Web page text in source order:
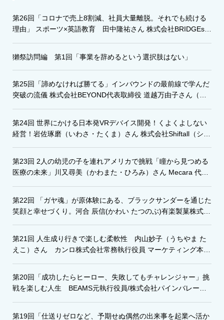
第26回「コロナで売上8割減、社員大量離脱。それでも続ける
理由」 スポーツ×英語教育 田中隆祐さん 株式会社BRIDGEs・
獺祭訪問編 第1回「事業を辞めるという選択肢はない」
第25回「諦めなければ勝てる」インバウンドの最前線で学んだ
突破の流儀 株式会社BEYOND代表取締役 道越万由子さん（み
第24回 世界にかける日本発VRデバイス開発！くよくよしない
経営！岩佐琢磨（いわさ・たくま）さん 株式会社Shiftall（シフ
第23回 2人の幼児の子を連れアメリカで挑戦「瞳から見つめる
医療の未来」川又尋美（かわまた・ひろみ）さん Mecara 代表
第22回 「ガヤ魂」が原体験にある、ブラックサンダーを通じた
笑顔と幸せづくり。河合 辰信(かわい たつのぶ)有楽製菓株式会
第21回 人生成り行きで楽しむ柔軟性 内山妙子（うちやま た
えこ）さん カンロ株式会社常務執行役員 マーケティング本部
第20回「成功したらヒーロー、失敗してもチャレンジャー」挑
戦を楽しむ人生 BEAMS元執行役員/株式会社パインバレー代
第19回「仕送りゼロなど、予期せぬ偶然の出来事を起業へ活か